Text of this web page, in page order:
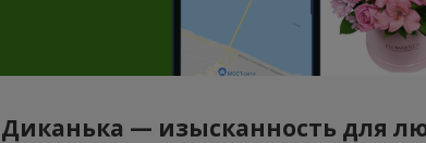
Диканька — изысканность для